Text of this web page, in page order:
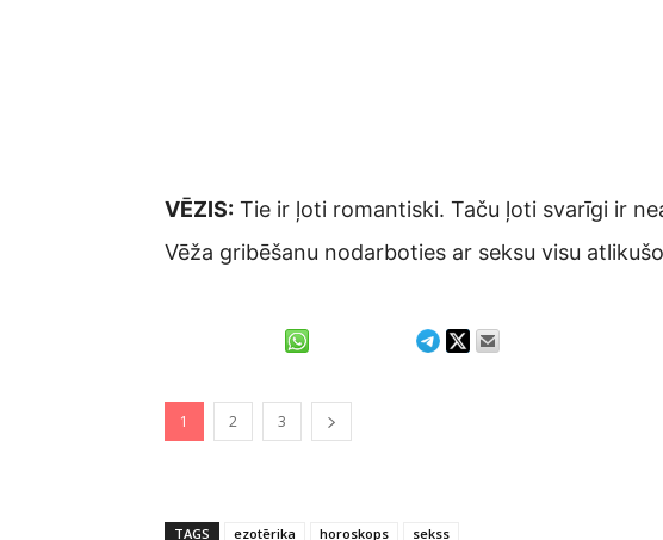
VĒZIS: Tie ir ļoti romantiski. Taču ļoti svarīgi ir
Vēža gribēšanu nodarboties ar seksu visu
1 2 3
TAGS ezotērika horoskops sekss